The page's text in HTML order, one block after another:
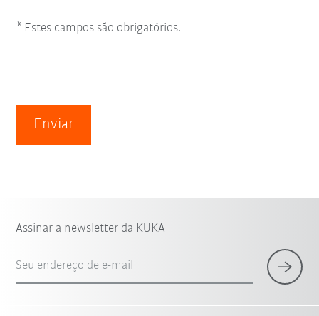
* Estes campos são obrigatórios.
Enviar
Assinar a newsletter da KUKA
Seu endereço de e-mail